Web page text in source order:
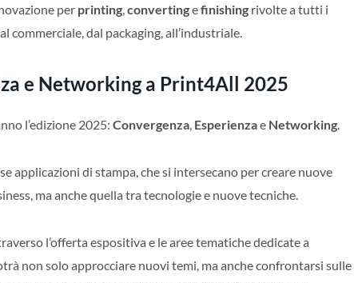
per printing convertingefinishing rivolte a tutti i
commerciale, dal packaging, all’industriale.
e Networking a Print4All 2025
l’edizione 2025: Convergenza, Esperienzae Networking.
applicazioni di stampa, che si intersecano per creare nuove
ma anche quella tra tecnologie e nuove tecniche.
l’offerta espositiva e le aree tematiche dedicate a
non solo approcciare nuovi temi, ma anche confrontarsi sulle